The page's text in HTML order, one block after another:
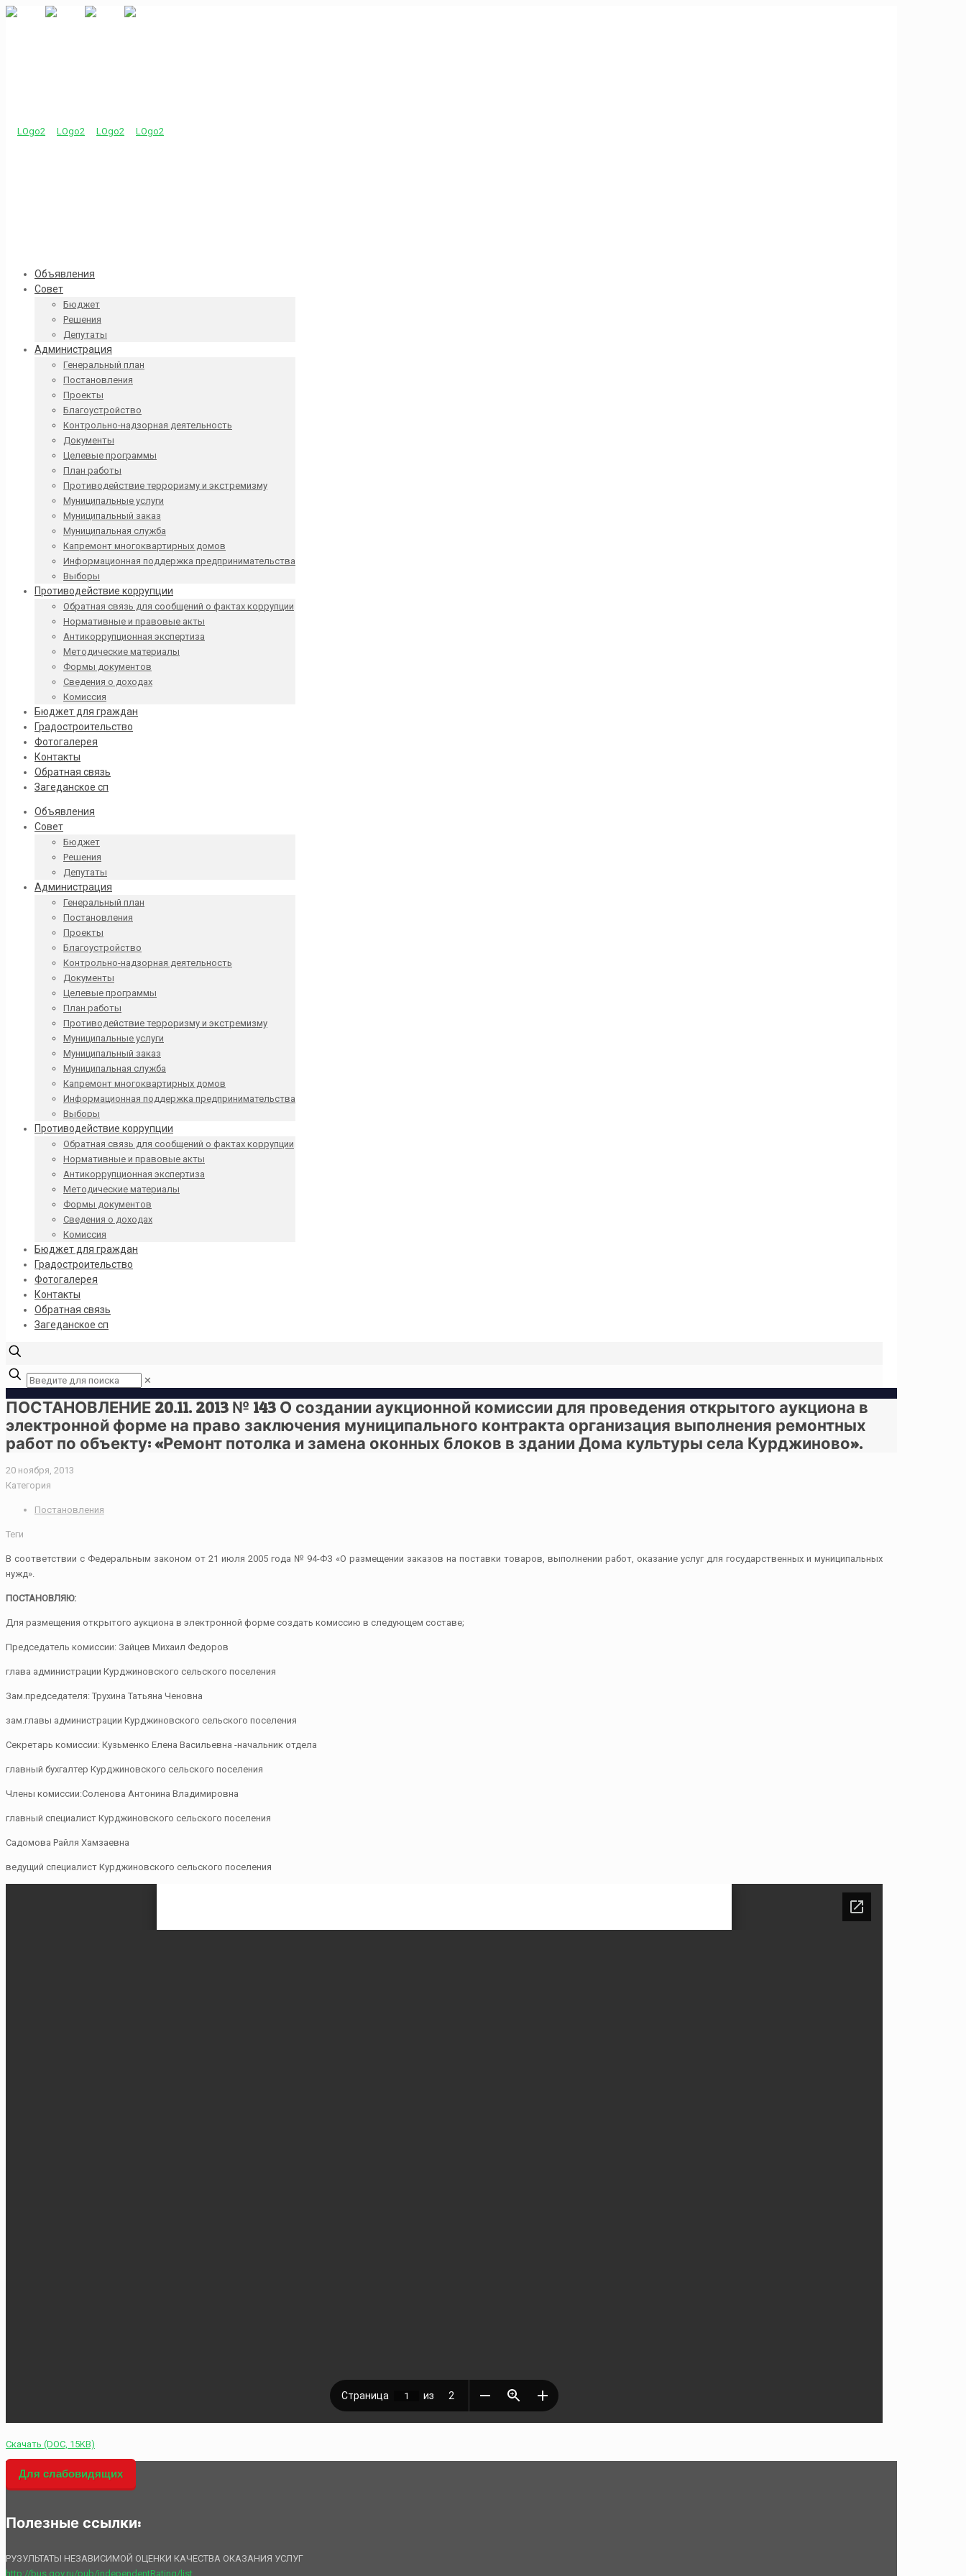
Объявления
Совет
Бюджет
Решения
Депутаты
Администрация
Генеральный план
Постановления
Проекты
Благоустройство
Контрольно-надзорная деятельность
Документы
Целевые программы
План работы
Противодействие терроризму и экстремизму
Муниципальные услуги
Муниципальный заказ
Муниципальная служба
Капремонт многоквартирных домов
Информационная поддержка предпринимательства
Выборы
Противодействие коррупции
Обратная связь для сообщений о фактах коррупции
Нормативные и правовые акты
Антикоррупционная экспертиза
Методические материалы
Формы документов
Сведения о доходах
Комиссия
Бюджет для граждан
Градостроительство
Фотогалерея
Контакты
Обратная связь
Загеданское сп
Объявления
Совет
Бюджет
Решения
Депутаты
Администрация
Генеральный план
Постановления
Проекты
Благоустройство
Контрольно-надзорная деятельность
Документы
Целевые программы
План работы
Противодействие терроризму и экстремизму
Муниципальные услуги
Муниципальный заказ
Муниципальная служба
Капремонт многоквартирных домов
Информационная поддержка предпринимательства
Выборы
Противодействие коррупции
Обратная связь для сообщений о фактах коррупции
Нормативные и правовые акты
Антикоррупционная экспертиза
Методические материалы
Формы документов
Сведения о доходах
Комиссия
Бюджет для граждан
Градостроительство
Фотогалерея
Контакты
Обратная связь
Загеданское сп
✕
ПОСТАНОВЛЕНИЕ 20.11. 2013 № 143 О создании аукционной комиссии для проведения открытого аукциона в
электронной форме на право заключения муниципального контракта организация выполнения ремонтных
работ по объекту: «Ремонт потолка и замена оконных блоков в здании Дома культуры села Курджиново».
20 ноября, 2013
Категория
Постановления
Теги
В соответствии с Федеральным законом от 21 июля 2005 года № 94-ФЗ «О размещении заказов на поставки товаров, выполнении работ, оказание услуг для государственных и муниципальных
нужд».
ПОСТАНОВЛЯЮ:
Для размещения открытого аукциона в электронной форме создать комиссию в следующем составе;
Председатель комиссии: Зайцев Михаил Федоров
глава администрации Курджиновского сельского поселения
Зам.председателя: Трухина Татьяна Ченовна
зам.главы администрации Курджиновского сельского поселения
Секретарь комиссии: Кузьменко Елена Васильевна -начальник отдела
главный бухгалтер Курджиновского сельского поселения
Члены комиссии:Соленова Антонина Владимировна
главный специалист Курджиновского сельского поселения
Садомова Райля Хамзаевна
ведущий специалист Курджиновского сельского поселения
Скачать (DOC, 15KB)
Для слабовидящих
Полезные ссылки:
РУЗУЛЬТАТЫ НЕЗАВИСИМОЙ ОЦЕНКИ КАЧЕСТВА ОКАЗАНИЯ УСЛУГ
http://bus.gov.ru/pub/independentRating/list